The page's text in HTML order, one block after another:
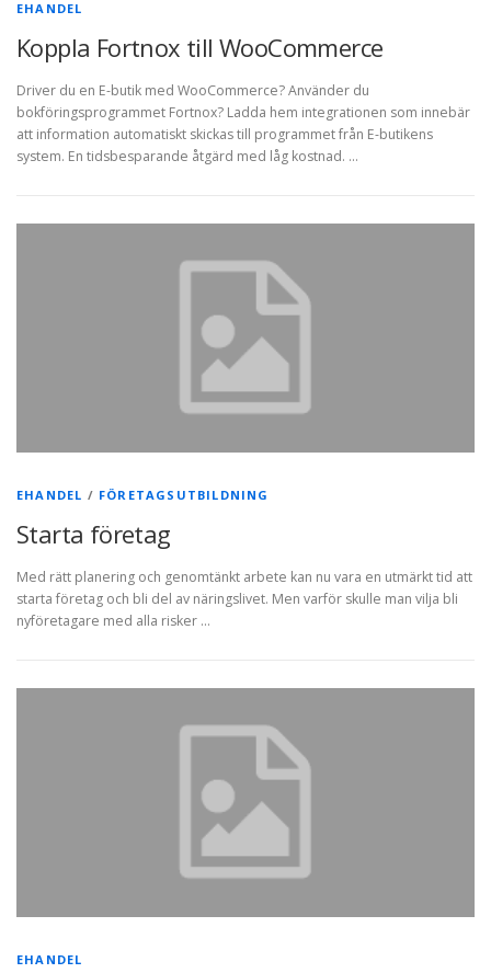
EHANDEL
Koppla Fortnox till WooCommerce
Driver du en E-butik med WooCommerce? Använder du
bokföringsprogrammet Fortnox? Ladda hem integrationen som innebär
att information automatiskt skickas till programmet från E-butikens
system. En tidsbesparande åtgärd med låg kostnad. …
EHANDEL / FÖRETAGSUTBILDNING
Starta företag
Med rätt planering och genomtänkt arbete kan nu vara en utmärkt tid att
starta företag och bli del av näringslivet. Men varför skulle man vilja bli
nyföretagare med alla risker …
EHANDEL